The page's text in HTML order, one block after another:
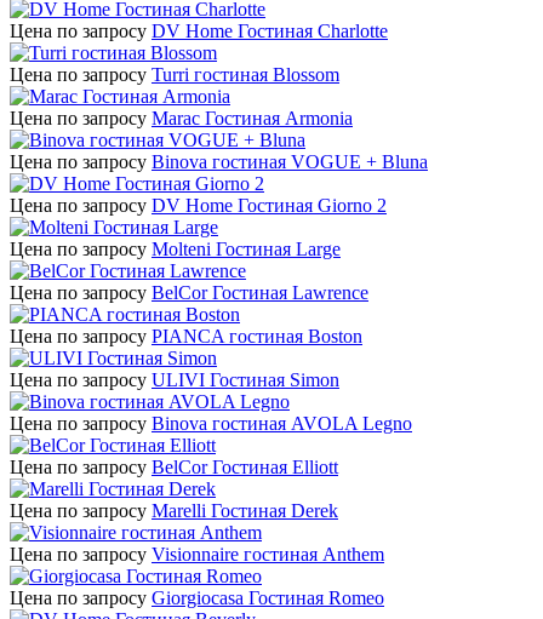
Цена по запросу DV Home Гостиная Charlotte
Цена по запросу Turri гостиная Blossom
Цена по запросу Marac Гостиная Armonia
Цена по запросу Binova гостиная VOGUE + Bluna
Цена по запросу DV Home Гостиная Giorno 2
Цена по запросу Molteni Гостиная Large
Цена по запросу BelCor Гостиная Lawrence
Цена по запросу PIANCA гостиная Boston
Цена по запросу ULIVI Гостиная Simon
Цена по запросу Binova гостиная AVOLA Legno
Цена по запросу BelCor Гостиная Elliott
Цена по запросу Marelli Гостиная Derek
Цена по запросу Visionnaire гостиная Anthem
Цена по запросу Giorgiocasa Гостиная Romeo